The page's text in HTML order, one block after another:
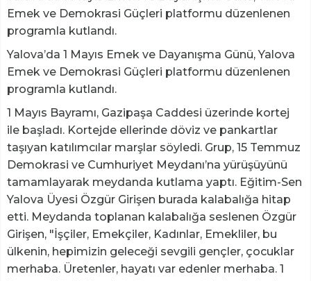
Emek ve Demokrasi Güçleri platformu düzenlenen
programla kutlandı.
Yalova’da 1 Mayıs Emek ve Dayanışma Günü, Yalova
Emek ve Demokrasi Güçleri platformu düzenlenen
programla kutlandı.
1 Mayıs Bayramı, Gazipaşa Caddesi üzerinde kortej
ile başladı. Kortejde ellerinde döviz ve pankartlar
taşıyan katılımcılar marşlar söyledi. Grup, 15 Temmuz
Demokrasi ve Cumhuriyet Meydanı’na yürüşüyünü
tamamlayarak meydanda kutlama yaptı. Eğitim-Sen
Yalova Üyesi Özgür Girişen burada kalabalığa hitap
etti. Meydanda toplanan kalabalığa seslenen Özgür
Girişen, "İşçiler, Emekçiler, Kadınlar, Emekliler, bu
ülkenin, hepimizin geleceği sevgili gençler, çocuklar
merhaba. Üretenler, hayatı var edenler merhaba. 1